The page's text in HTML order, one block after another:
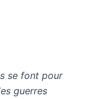
se font pour
guerres